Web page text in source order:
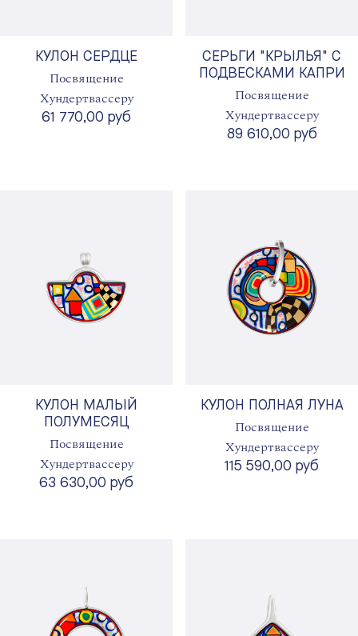
КУЛОН СЕРДЦЕ
Посвящение
Хундертвассеру
61 770,00 руб
СЕРЬГИ "КРЫЛЬЯ" С
ПОДВЕСКАМИ КАПРИ
Посвящение
Хундертвассеру
89 610,00 руб
КУЛОН МАЛЫЙ
ПОЛУМЕСЯЦ
Посвящение
Хундертвассеру
63 630,00 руб
КУЛОН ПОЛНАЯ ЛУНА
Посвящение
Хундертвассеру
115 590,00 руб